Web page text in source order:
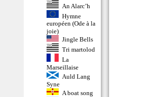
An Alarc’h
Hymne
européen (Ode à la
joie)
Jingle Bells
Tri martolod
La
Marseillaise
Auld Lang
Syne
A boat song